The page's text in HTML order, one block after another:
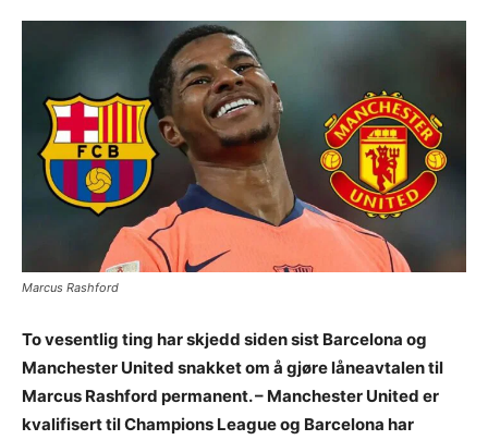
Marcus Rashford
To vesentlig ting har skjedd siden sist Barcelona og
Manchester United snakket om å gjøre låneavtalen til
Marcus Rashford permanent. – Manchester United er
kvalifisert til Champions League og Barcelona har